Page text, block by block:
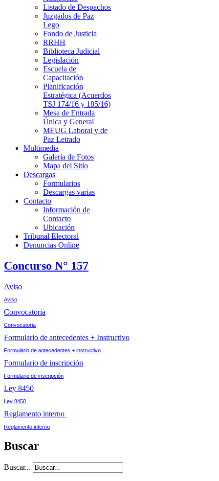
Listado de Despachos
Juzgados de Paz
Lego
Fondo de Justicia
RRHH
Biblioteca Judicial
Legislación
Escuela de
Capacitación
Planificación
Estratégica (Acuerdos
TSJ 174/16 y 185/16)
Mesa de Entrada
Única y General
MEUG Laboral y de
Paz Letrado
Multimedia
Galería de Fotos
Mapa del Sitio
Descargas
Formularios
Descargas varias
Contacto
Información de
Contacto
Ubicación
Tribunal Electoral
Denuncias Online
Concurso N° 157
Aviso
Aviso
Convocatoria
Convocatoria
Formulario de antecedentes + Instructivo
Formulario de antecedentes + instructivo
Formulario de inscripción
Formulario de inscripción
Ley 8450
Ley 8450
Reglamento interno
Reglamento interno
Buscar
Buscar...